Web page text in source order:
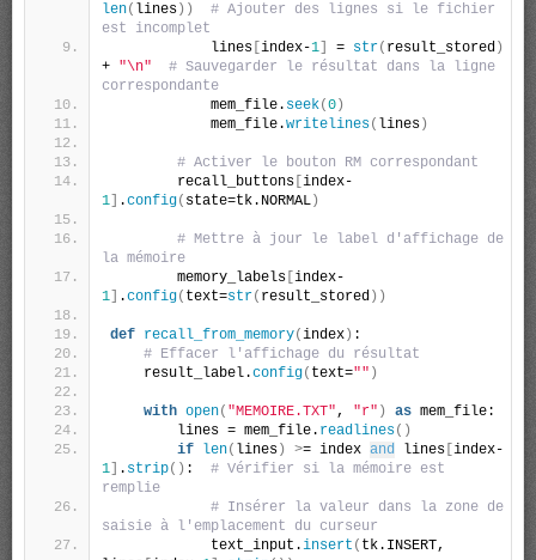
len( lines ))
# Ajouter des lignes si le fichier
est incomplet
            lines
index-1 = str( result_stored )
+ "\n"
# Sauvegarder le résultat dans la ligne
correspondante
            mem_file.
seek(0 )
            mem_file.
writelines( lines )
# Activer le bouton RM correspondant
        recall_buttons
index-
1
.config( state=tk.NORMAL )
# Mettre à jour le label d'affichage de
la mémoire
        memory_labels
index-
1
.config( text=str( result_stored ))
def recall_from_memory(index ) :
# Effacer l'affichage du résultat
    result_label.
config( text="" )
with open( "MEMOIRE.TXT", "r" ) as mem_file:
        lines = mem_file.
readlines()
if
len( lines ) >= index and lines index-
1
. strip() : # Vérifier si la mémoire est
remplie
# Insérer la valeur dans la zone de
saisie à l'emplacement du curseur
            text_input.
insert ( tk.INSERT,